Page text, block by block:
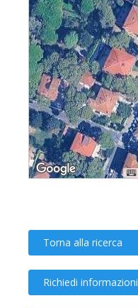
Torna alla ricerca
Richiedi informazioni